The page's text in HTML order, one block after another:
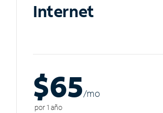
Internet
$65/mo
por 1 año